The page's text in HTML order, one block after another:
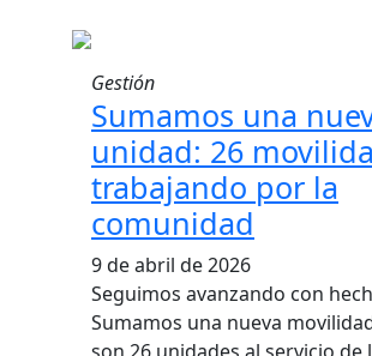
Gestión
Sumamos una
unidad: 26
trabajando por la
comunidad
9 de abril de 2026
Seguimos avanzando con
Sumamos una nueva